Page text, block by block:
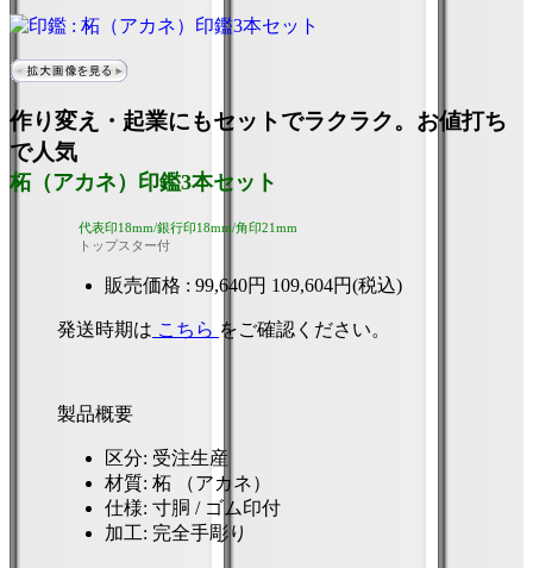
作り変え・起業にもセットでラクラク。お値打ち
で人気
柘（アカネ）印鑑3本セット
代表印18mm/銀行印18mm/角印21mm
トップスター付
販売価格 : 99,640円 109,604円(税込)
発送時期は こちら をご確認ください。
製品概要
区分: 受注生産
材質: 柘 （アカネ）
仕様: 寸胴 / ゴム印付
加工: 完全手彫り